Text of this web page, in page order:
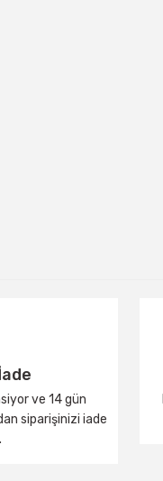
ve 14 gün
siparişinizi iade